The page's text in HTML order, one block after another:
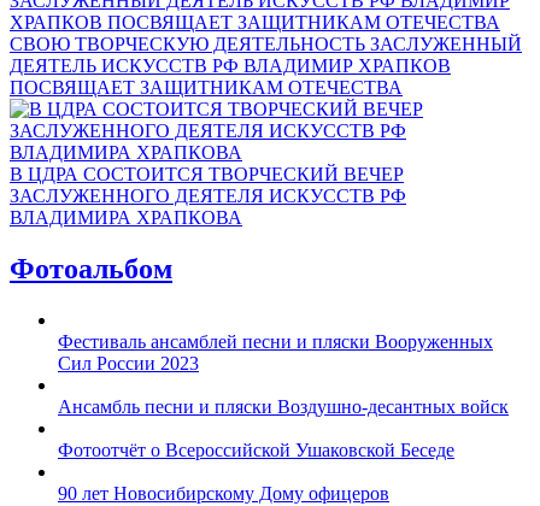
СВОЮ ТВОРЧЕСКУЮ ДЕЯТЕЛЬНОСТЬ ЗАСЛУЖЕННЫЙ
ДЕЯТЕЛЬ ИСКУССТВ РФ ВЛАДИМИР ХРАПКОВ
ПОСВЯЩАЕТ ЗАЩИТНИКАМ ОТЕЧЕСТВА
В ЦДРА СОСТОИТСЯ ТВОРЧЕСКИЙ ВЕЧЕР
ЗАСЛУЖЕННОГО ДЕЯТЕЛЯ ИСКУССТВ РФ
ВЛАДИМИРА ХРАПКОВА
Фотоальбом
Фестиваль ансамблей песни и пляски Вооруженных
Сил России 2023
Ансамбль песни и пляски Воздушно-десантных войск
Фотоотчёт о Всероссийской Ушаковской Беседе
90 лет Новосибирскому Дому офицеров